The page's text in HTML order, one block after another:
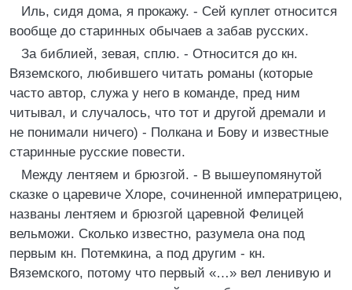
Иль, сидя дома, я прокажу. - Сей куплет относится
вообще до старинных обычаев а забав русских.
За библией, зевая, сплю. - Относится до кн.
Вяземского, любившего читать романы (которые
часто автор, служа у него в команде, пред ним
читывал, и случалось, что тот и другой дремали и
не понимали ничего) - Полкана и Бову и известные
старинные русские повести.
Между лентяем и брюзгой. - В вышеупомянутой
сказке о царевиче Хлоре, сочиненной императрицею,
названы лентяем и брюзгой царевной Фелицей
вельможи. Сколько известно, разумела она под
первым кн. Потемкина, а под другим - кн.
Вяземского, потому что первый «…» вел ленивую и